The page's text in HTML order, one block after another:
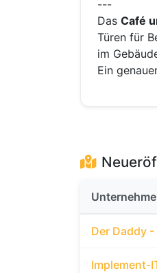
---
Das Café
Türen für
im
Ein
Der Daddy
Implement-